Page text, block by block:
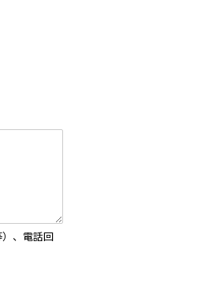
、電話回